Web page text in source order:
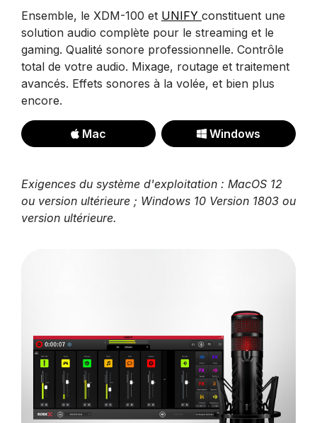
Ensemble, le XDM-100 et UNIFY constituent une
solution audio complète pour le streaming et le
gaming. Qualité sonore professionnelle. Contrôle
total de votre audio. Mixage, routage et traitement
avancés. Effets sonores à la volée, et bien plus
encore.
Mac Windows
Exigences du système d'exploitation : MacOS 12
ou version ultérieure ; Windows 10 Version 1803 ou
version ultérieure.